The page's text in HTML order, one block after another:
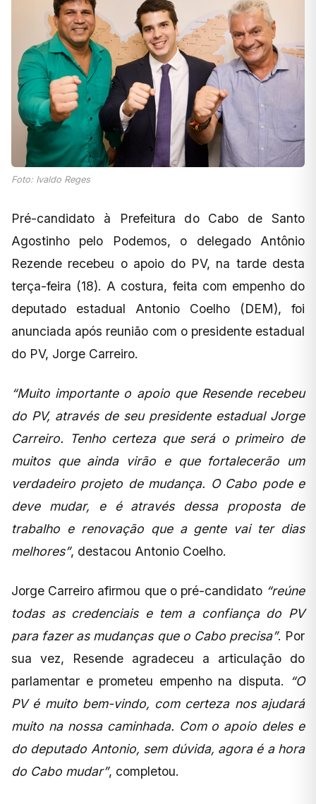
Foto: Ivaldo Reges
Pré-candidato à Prefeitura do Cabo de Santo
Agostinho pelo Podemos, o delegado Antônio
Rezende recebeu o apoio do PV, na tarde desta
terça-feira (18). A costura, feita com empenho do
deputado estadual Antonio Coelho (DEM), foi
anunciada após reunião com o presidente estadual
do PV, Jorge Carreiro.
“Muito importante o apoio que Resende recebeu
do PV, através de seu presidente estadual Jorge
Carreiro. Tenho certeza que será o primeiro de
muitos que ainda virão e que fortalecerão um
verdadeiro projeto de mudança. O Cabo pode e
deve mudar, e é através dessa proposta de
trabalho e renovação que a gente vai ter dias
melhores”, destacou Antonio Coelho.
Jorge Carreiro afirmou que o pré-candidato “reúne
todas as credenciais e tem a confiança do PV
para fazer as mudanças que o Cabo precisa”. Por
sua vez, Resende agradeceu a articulação do
parlamentar e prometeu empenho na disputa.
“O
PV é muito bem-vindo, com certeza nos ajudará
muito na nossa caminhada. Com o apoio deles e
do deputado Antonio, sem dúvida, agora é a hora
do Cabo mudar”, completou.